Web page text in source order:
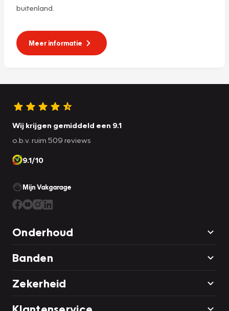
buitenland.
Meer informatie
Wij krijgen gemiddeld een 9.1
o.b.v. ruim 509 reviews
9.1/10
Mijn Vakgarage
Onderhoud
Banden
Zekerheid